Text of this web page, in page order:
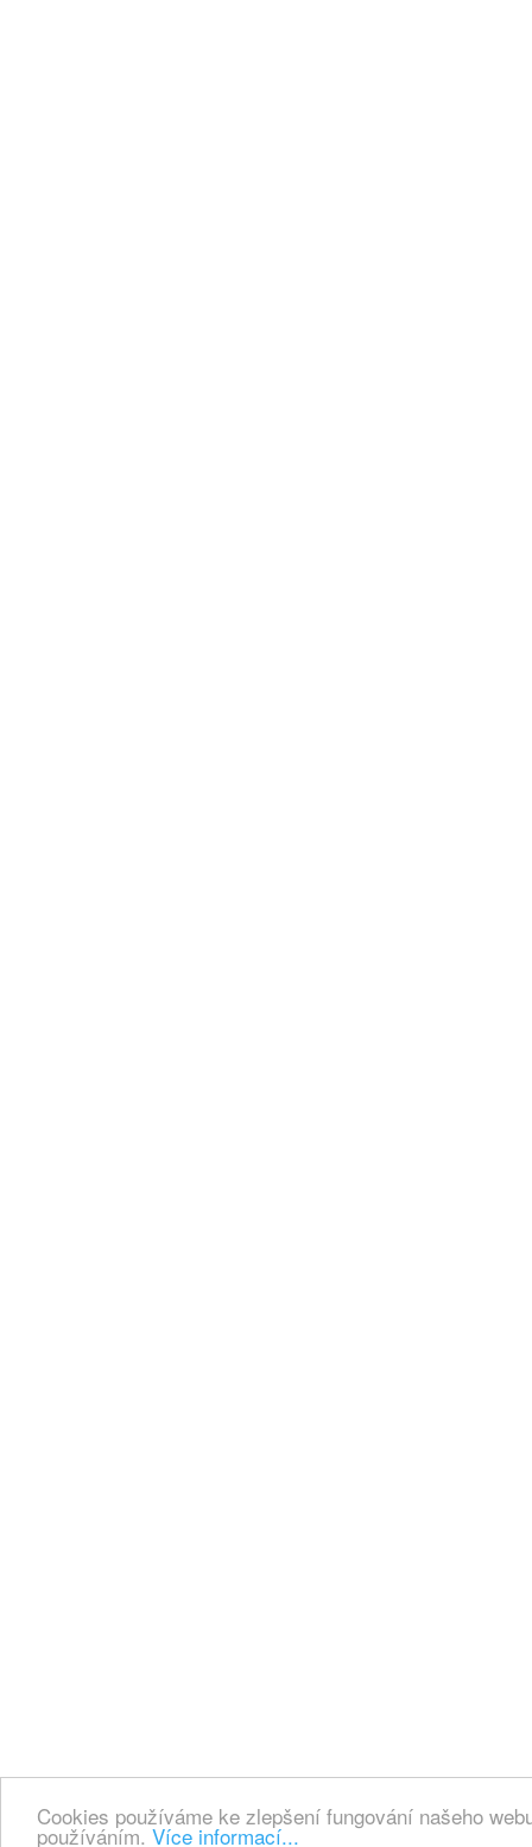
Cookies používáme ke zlepšení fungování našeho
používáním. Více informací...